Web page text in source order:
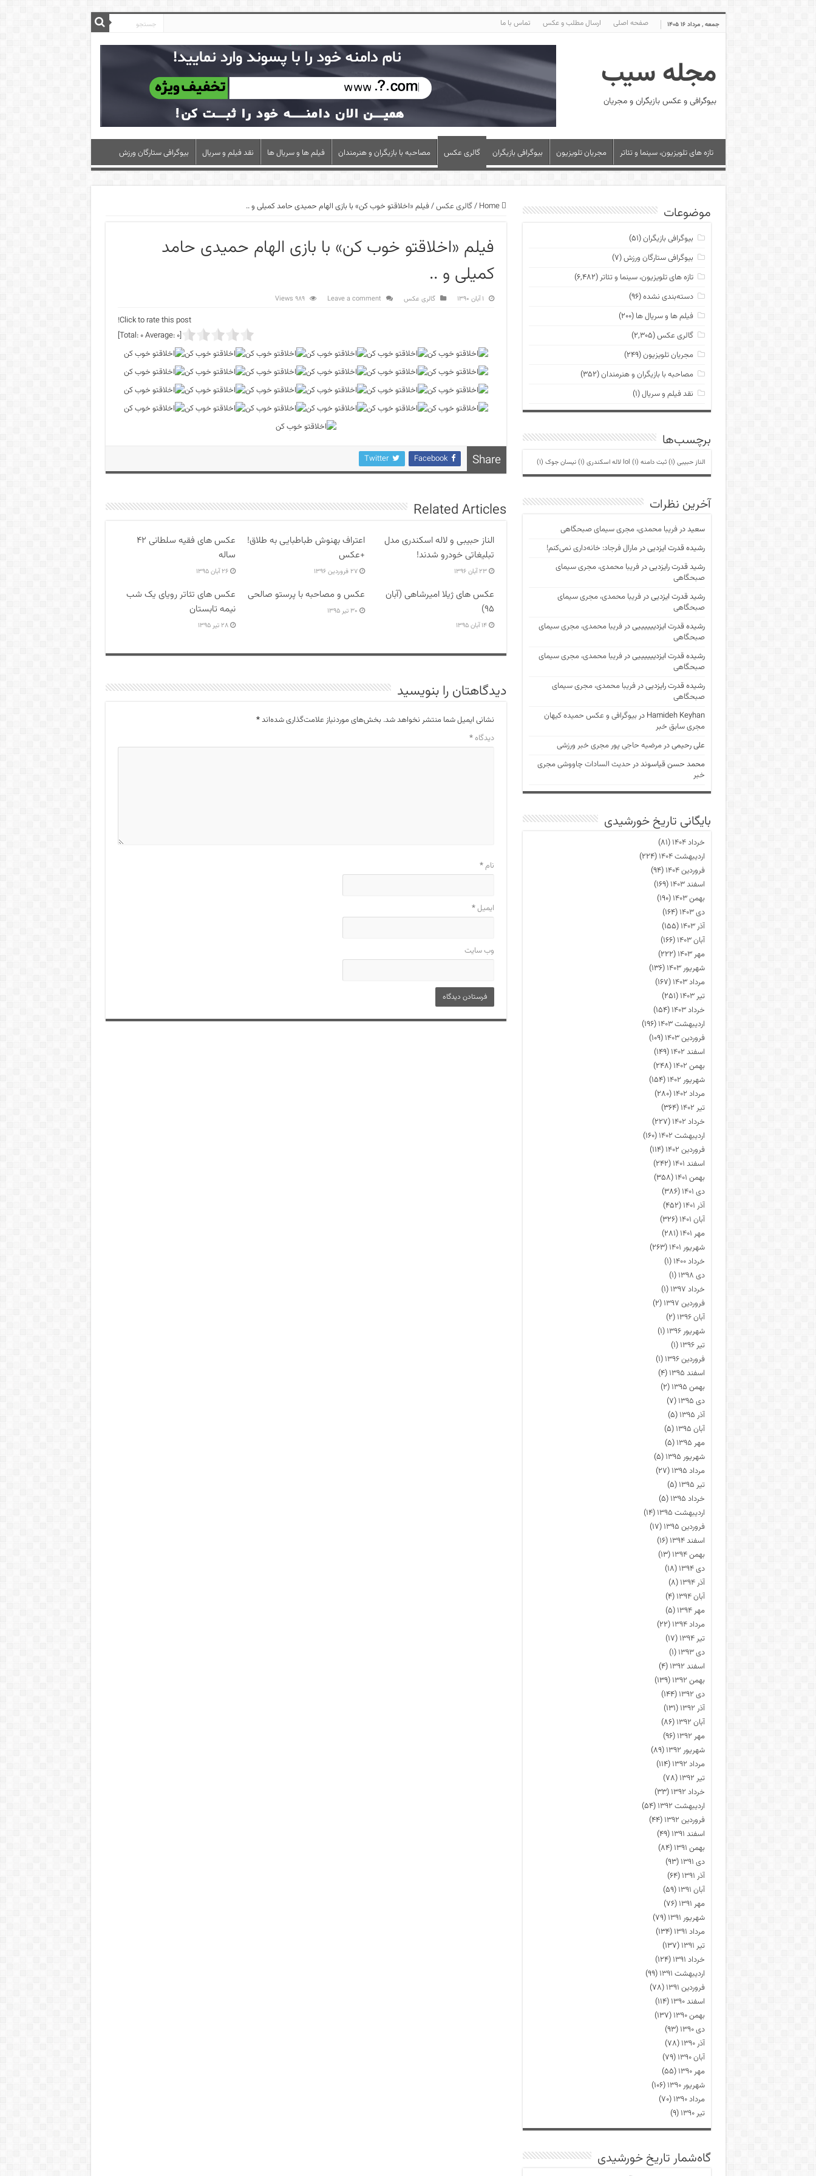
جمعه , مرداد ۱۶ ۱۴۰۵ صفحه اصلی ارسال مطلب و عکس تماس با ما
مجله سیب
بیوگرافی و عکس بازیگران و مجریان
تازه های تلویزیون، سینما و تئاتر مجریان تلویزیون بیوگرافی بازیگران گالری عکس مصاحبه با بازیگران و هنرمندان فیلم ها و سریال ها نقد فیلم و سریال بیوگرافی ستارگان ورزش
Home
/گالری عکس/فیلم «اخلاقتو خوب کن» با بازی الهام حمیدی حامد کمیلی و ..
فیلم «اخلاقتو خوب کن» با بازی الهام حمیدی حامد
کمیلی و ..
۱ آبان ۱۳۹۰ گالری عکس Leave a comment
989 Views
Click to rate this post!
[Total:
0Average: 0
]
Share
Facebook
Twitter
Related Articles
الناز حبیبی و لاله اسکندری مدل
تبلیغاتی خودرو شدند!
۲۳ آبان ۱۳۹۶
اعتراف بهنوش طباطبایی به طلاق!
+عکس
۲۷ فروردین ۱۳۹۶
عکس های فقیه سلطانی ۴۲
ساله
۲۶ آبان ۱۳۹۵
عکس های ژیلا امیرشاهی (آبان
۹۵)
۱۴ آبان ۱۳۹۵
عکس و مصاحبه با پرستو صالحی
۳۰ تیر ۱۳۹۵
عکس های تئاتر رویای یک شب
نیمه تابستان
۲۸ تیر ۱۳۹۵
دیدگاهتان را بنویسید
نشانی ایمیل شما منتشر نخواهد شد. بخش‌های موردنیاز علامت‌گذاری شده‌اند*
دیدگاه*
نام*
ایمیل*
وب‌ سایت
موضوعات
بیوگرافی بازیگران(۵۱)
بیوگرافی ستارگان ورزش(۷)
تازه های تلویزیون، سینما و تئاتر(۶,۴۸۲)
دسته‌بندی نشده(۹۶)
فیلم ها و سریال ها (۲۰۰)
گالری عکس(۲,۳۰۵)
مجریان تلویزیون(۲۴۹)
مصاحبه با بازیگران و هنرمندان(۳۵۲)
نقد فیلم و سریال(۱)
برچسب‌ها
الناز حبیبی (1) ثبت دامنه lol (1) لاله اسکندری (1) نیسان جوک (1)
آخرین نظرات
سعیددرفریبا محمدی، مجری سیمای صبحگاهی
رشیده قدرت ایزدییدرمارال فرجاد: خانه‌داری نمی‌کنم!
رشید قدرت رایزدییدرفریبا محمدی، مجری سیمای
صبحگاهی
رشید قدرت ایزدییدرفریبا محمدی، مجری سیمای
صبحگاهی
رشیده قدرت ایزدیییییییدرفریبا محمدی، مجری سیمای
صبحگاهی
رشیده قدرت ایزدیییییییدرفریبا محمدی، مجری سیمای
صبحگاهی
رشیده قدرت رایزدییدرفریبا محمدی، مجری سیمای
صبحگاهی
Hamideh Keyhan در بیوگرافی و عکس حمیده کیهان
مجری سابق خبر
علی رحیمیدرمرضیه حاجی پور مجری خبر ورزشی
محمد حسن قیاسونددر حدیث السادات چاووشی مجری
خبر
بایگانی تاریخ خورشیدی
خرداد ۱۴۰۴
(۸۱)
اردیبهشت ۱۴۰۴
(۲۲۴)
فروردین ۱۴۰۴
(۹۴)
اسفند ۱۴۰۳
(۱۶۹)
بهمن ۱۴۰۳
(۱۹۰)
دی ۱۴۰۳
(۱۶۴)
آذر ۱۴۰۳
(۱۵۵)
آبان ۱۴۰۳
(۱۶۶)
مهر ۱۴۰۳
(۲۲۲)
شهریور ۱۴۰۳
(۱۳۶)
مرداد ۱۴۰۳
(۱۶۷)
تیر ۱۴۰۳
(۲۵۱)
خرداد ۱۴۰۳
(۱۵۴)
اردیبهشت ۱۴۰۳
(۱۹۶)
فروردین ۱۴۰۳
(۱۰۹)
اسفند ۱۴۰۲
(۱۴۹)
بهمن ۱۴۰۲
(۲۴۸)
شهریور ۱۴۰۲
(۱۵۴)
مرداد ۱۴۰۲
(۲۸۰)
تیر ۱۴۰۲
(۳۶۴)
خرداد ۱۴۰۲
(۲۲۷)
اردیبهشت ۱۴۰۲
(۱۶۰)
فروردین ۱۴۰۲
(۱۱۴)
اسفند ۱۴۰۱
(۲۴۲)
بهمن ۱۴۰۱
(۳۵۸)
دی ۱۴۰۱
(۳۸۶)
آذر ۱۴۰۱
(۴۵۲)
آبان ۱۴۰۱
(۳۲۶)
مهر ۱۴۰۱
(۲۸۱)
شهریور ۱۴۰۱
(۲۶۳)
خرداد ۱۴۰۰
(۱)
دی ۱۳۹۸
(۱)
خرداد ۱۳۹۷
(۱)
فروردین ۱۳۹۷
(۲)
آبان ۱۳۹۶
(۲)
شهریور ۱۳۹۶
(۱)
تیر ۱۳۹۶
(۱)
فروردین ۱۳۹۶
(۱)
اسفند ۱۳۹۵
(۴)
بهمن ۱۳۹۵
(۲)
دی ۱۳۹۵
(۷)
آذر ۱۳۹۵
(۵)
آبان ۱۳۹۵
(۵)
مهر ۱۳۹۵
(۵)
شهریور ۱۳۹۵
(۵)
مرداد ۱۳۹۵
(۲۷)
تیر ۱۳۹۵
(۵)
خرداد ۱۳۹۵
(۵)
اردیبهشت ۱۳۹۵
(۱۴)
فروردین ۱۳۹۵
(۱۷)
اسفند ۱۳۹۴
(۱۶)
بهمن ۱۳۹۴
(۱۳)
دی ۱۳۹۴
(۱۸)
آذر ۱۳۹۴
(۸)
آبان ۱۳۹۴
(۴)
مهر ۱۳۹۴
(۵)
مرداد ۱۳۹۴
(۲۲)
تیر ۱۳۹۴
(۱۷)
دی ۱۳۹۳
(۱)
اسفند ۱۳۹۲
(۴)
بهمن ۱۳۹۲
(۱۳۹)
دی ۱۳۹۲
(۱۴۴)
آذر ۱۳۹۲
(۱۳۱)
آبان ۱۳۹۲
(۸۶)
مهر ۱۳۹۲
(۹۶)
شهریور ۱۳۹۲
(۸۹)
مرداد ۱۳۹۲
(۱۱۴)
تیر ۱۳۹۲
(۷۸)
خرداد ۱۳۹۲
(۳۳)
اردیبهشت ۱۳۹۲
(۵۴)
فروردین ۱۳۹۲
(۴۴)
اسفند ۱۳۹۱
(۴۹)
بهمن ۱۳۹۱
(۸۴)
دی ۱۳۹۱
(۹۳)
آذر ۱۳۹۱
(۶۴)
آبان ۱۳۹۱
(۵۹)
مهر ۱۳۹۱
(۷۶)
شهریور ۱۳۹۱
(۷۹)
مرداد ۱۳۹۱
(۱۳۴)
تیر ۱۳۹۱
(۱۳۷)
خرداد ۱۳۹۱
(۱۲۴)
اردیبهشت ۱۳۹۱
(۹۹)
فروردین ۱۳۹۱
(۷۸)
اسفند ۱۳۹۰
(۱۱۴)
بهمن ۱۳۹۰
(۱۳۷)
دی ۱۳۹۰
(۹۳)
آذر ۱۳۹۰
(۷۸)
آبان ۱۳۹۰
(۷۹)
مهر ۱۳۹۰
(۵۵)
شهریور ۱۳۹۰
(۱۰۶)
مرداد ۱۳۹۰
(۷۰)
تیر ۱۳۹۰
(۹)
گاه‌شمار تاریخ خورشیدی